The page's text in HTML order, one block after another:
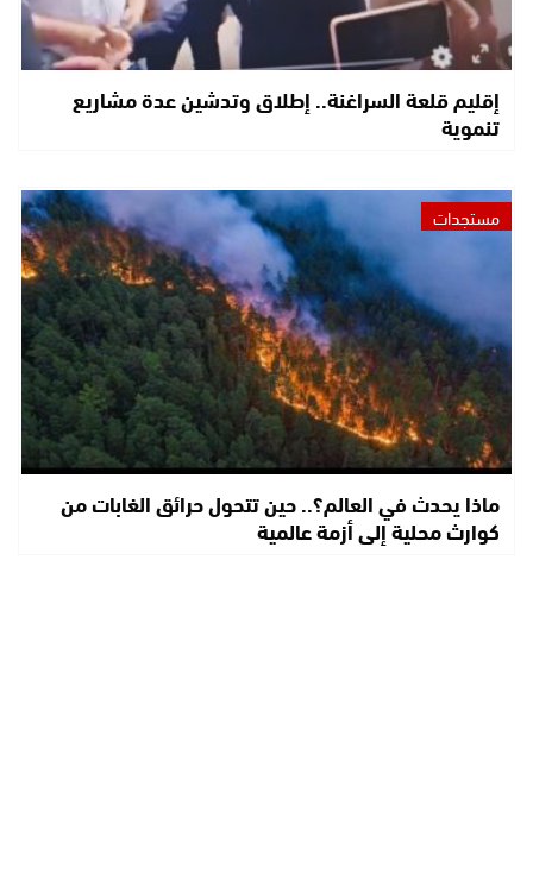
إقليم قلعة السراغنة.. إطلاق وتدشين عدة مشاريع
تنموية
مستجدات
ماذا يحدث في العالم؟.. حين تتحول حرائق الغابات من
كوارث محلية إلى أزمة عالمية